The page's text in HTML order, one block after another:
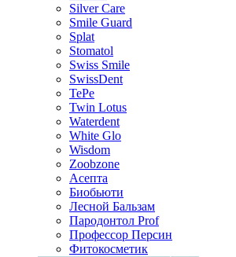
Silver Care
Smile Guard
Splat
Stomatol
Swiss Smile
SwissDent
TePe
Twin Lotus
Waterdent
White Glo
Wisdom
Zoobzone
Асепта
Биобьюти
Лесной Бальзам
Пародонтол Prof
Профессор Персин
Фитокосметик